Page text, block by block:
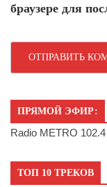
браузере для
ПРЯМОЙ ЭФИР:
Radio METRO
ТОП 10 ТРЕКОВ